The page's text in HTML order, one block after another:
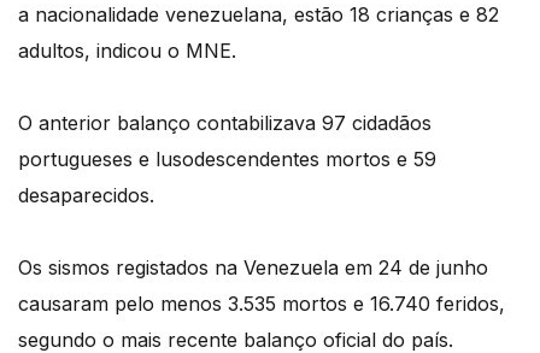
a nacionalidade venezuelana, estão 18 crianças e 82
adultos, indicou o MNE.
O anterior balanço contabilizava 97 cidadãos
portugueses e lusodescendentes mortos e 59
desaparecidos.
Os sismos registados na Venezuela em 24 de junho
causaram pelo menos 3.535 mortos e 16.740 feridos,
segundo o mais recente balanço oficial do país.